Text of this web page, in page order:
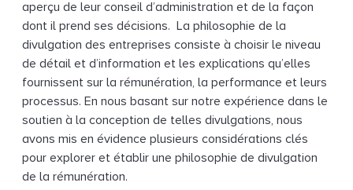
aperçu de leur conseil d’administration et de la façon
dont il prend ses décisions. La philosophie de la
divulgation des entreprises consiste à choisir le niveau
de détail et d’information et les explications qu’elles
fournissent sur la rémunération, la performance et leurs
processus. En nous basant sur notre expérience dans le
soutien à la conception de telles divulgations, nous
avons mis en évidence plusieurs considérations clés
pour explorer et établir une philosophie de divulgation
de la rémunération.